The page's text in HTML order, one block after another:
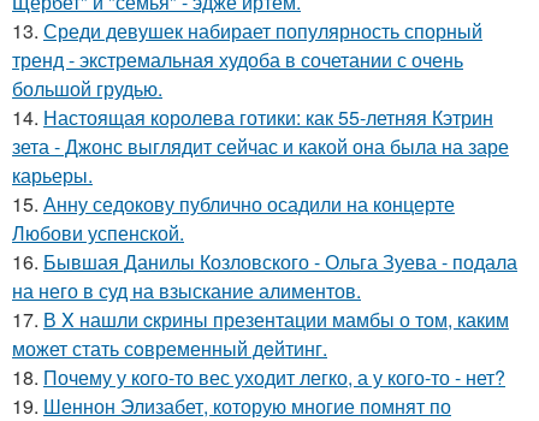
13. Среди девушек набирает популярность спорный
тренд - экстремальная худоба в сочетании с очень
большой грудью.
14. Настоящая королева готики: как 55-летняя Кэтрин
зета - Джонс выглядит сейчас и какой она была на заре
карьеры.
15. Анну седокову публично осадили на концерте
Любови успенской.
16. Бывшая Данилы Козловского - Ольга Зуева - подала
на него в суд на взыскание алиментов.
17. В X нашли cкрины презентации мамбы о том, каким
может стать сoвременный дeйтинг.
18. Почему у кого-то вес уходит легко, а у кого-то - нет?
19. Шеннон Элизабет, которую многие помнят по